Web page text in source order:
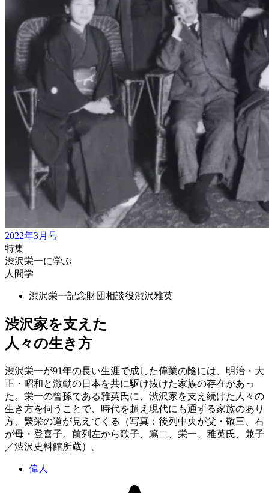
2022年3月号
特集
渋沢栄一に学ぶ
人間学
渋沢栄一記念財団相談役渋沢雅英
渋沢家を支えた
人々の生き方
渋沢栄一が91年の長い生涯で成した偉業の陰には、明治・大
正・昭和と激動の日本を共に駆け抜けた家族の存在があっ
た。栄一の曾孫である雅英氏に、渋沢家を支え続けた人々の
生き方を伺うことで、時代を超え現代にも通ずる家族のあり
方、繁栄の道が見えてくる（写真：後列中央が父・敬三、右
が母・登喜子。前列左から歌子、篤二、栄一、雅英氏、兼子
／渋沢史料館所蔵）。
偉人